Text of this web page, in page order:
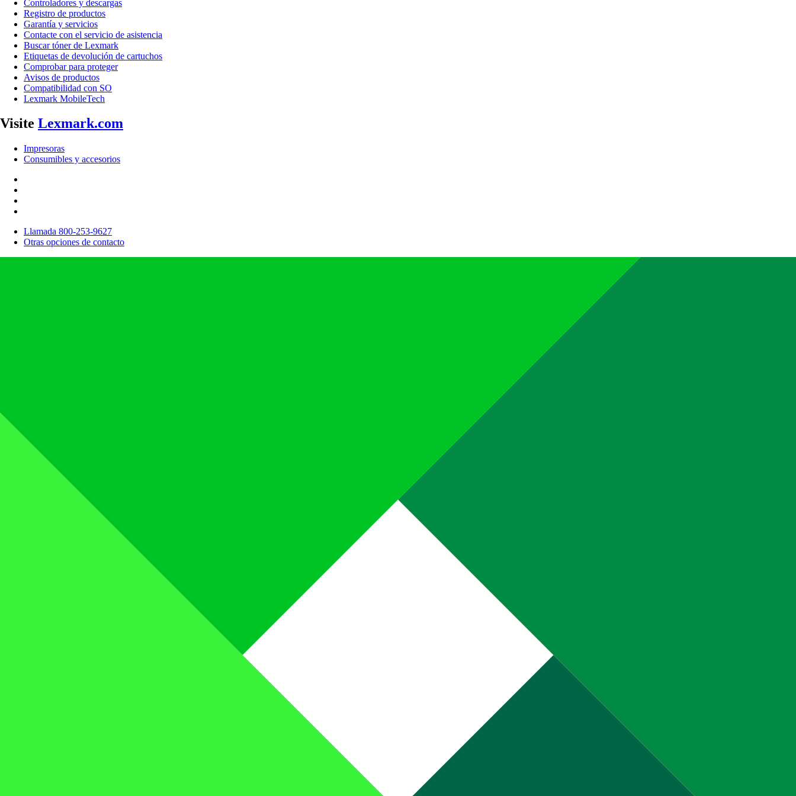
Controladores y descargas
Registro de productos
Garantía y servicios
Contacte con el servicio de asistencia
Buscar tóner de Lexmark
Etiquetas de devolución de cartuchos
Comprobar para proteger
Avisos de productos
Compatibilidad con SO
Lexmark MobileTech
Visite Lexmark.com
Impresoras
Consumibles y accesorios
Llamada 800-253-9627
Otras opciones de contacto